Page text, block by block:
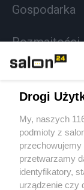
Gospodarka
Rozmaitości
Sport
Kultura
Drogi
My, naszych
podmioty z
przetwarzamy
identyfikatory,
urządzenie czy